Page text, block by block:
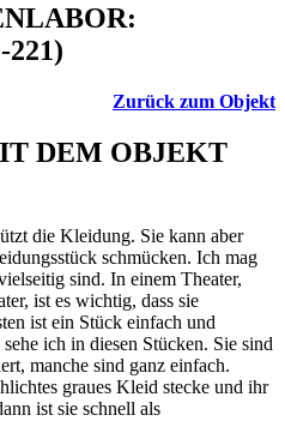
Zurück zum Objekt
DEM OBJEKT
die Kleidung. Sie kann aber
schmücken. Ich mag
sind. In einem Theater,
ist es wichtig, dass sie
ist ein Stück einfach und
ich in diesen Stücken. Sie sind
manche sind ganz einfach.
graues Kleid stecke und ihr
ist sie schnell als